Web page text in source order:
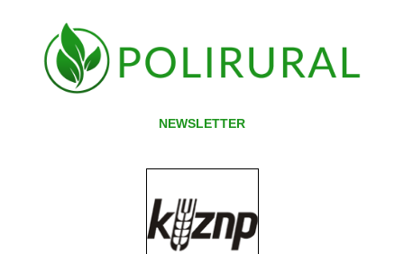
NEWSLETTER